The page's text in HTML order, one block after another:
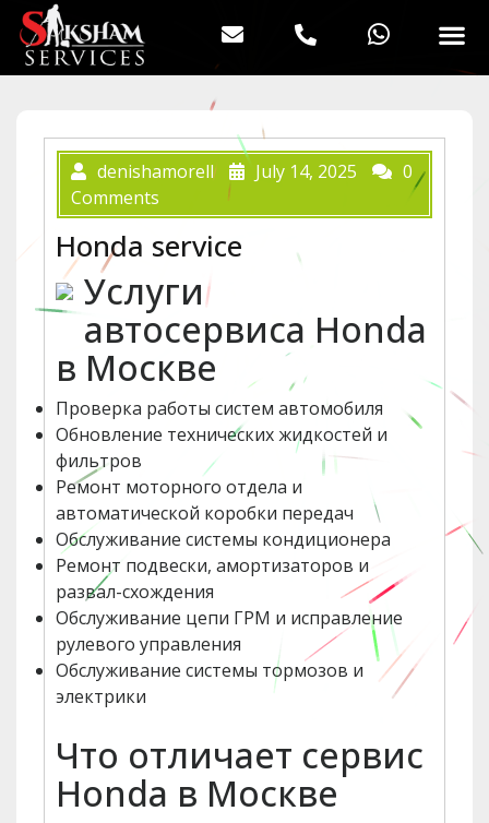
denishamorell July 14, 2025
0
Comments
Honda service
Услуги
автосервиса Honda
в Москве
Проверка работы систем автомобиля
Обновление технических жидкостей и
фильтров
Ремонт моторного отдела и
автоматической коробки передач
Обслуживание системы кондиционера
Ремонт подвески, амортизаторов и
развал-схождения
Обслуживание цепи ГРМ и исправление
рулевого управления
Обслуживание системы тормозов и
электрики
Что отличает сервис
Honda в Москве